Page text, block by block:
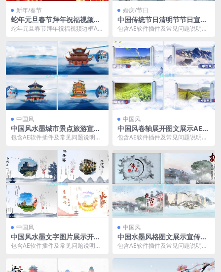
新年/春节
蛇年元旦春节拜年祝福视频边
框AE模板素材下载
蛇年元旦春节拜年祝福视频边框AE
见问题说明文档...
婚庆/节日
中国传统节日清明节节日宣传
图文展示AE模板
包含AE软件插件及常见问题说明文
国风水墨...
中国风
中国风水墨城市景点旅游宣传
展示AE模板
包含AE软件插件及常见问题说明文
中国风
中国风卷轴展开图文展示AE模
板
包含AE软件插件及常见问题说明文
国风水墨...
中国风
中国风水墨文字图片展示开场
片头AE模板
包含AE软件插件及常见问题说明文
中国风
中国水墨风格图文展示宣传AE
模板
包含AE软件插件及常见问题说明文
国风水墨...